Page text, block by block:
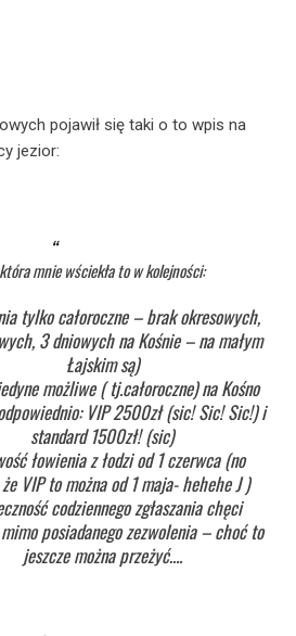
pojawił się taki o to wpis na
jezior:
mnie wściekła to w kolejności:
tylko całoroczne – brak okresowych,
3 dniowych na Kośnie – na małym
Łajskim są)
możliwe ( tj.całoroczne) na Kośno
VIP 2500zł (sic! Sic! Sic!) i
standard 1500zł! (sic)
łowienia z łodzi od 1 czerwca (no
VIP to można od 1 maja- hehehe J )
codziennego zgłaszania chęci
posiadanego zezwolenia – choć to
jeszcze można przeżyć….